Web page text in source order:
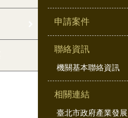
申請案件
聯絡資訊
機關基本聯絡資訊
相關連結
臺北市政府產業發